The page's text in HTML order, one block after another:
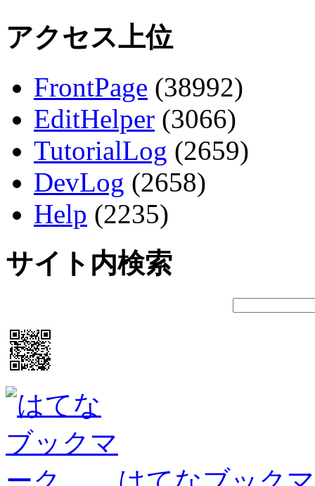
アクセス上位
FrontPage (38992)
EditHelper (3066)
TutorialLog (2659)
DevLog (2658)
Help (2235)
サイト内検索